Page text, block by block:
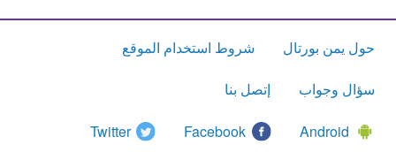
حول يمن بورتال شروط استخدام الموقع
سؤال وجواب إتصل بنا
Android
Facebook
Twitter